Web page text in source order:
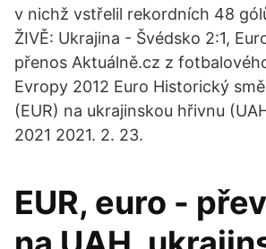
v nichž vstřelil rekordních 48
ŽIVĚ: Ukrajina - Švédsko 2:1,
přenos Aktuálně.cz z
Evropy 2012 Euro Historický
(EUR) na ukrajinskou hřivnu
2021 2021. 2. 23.
EUR, euro -